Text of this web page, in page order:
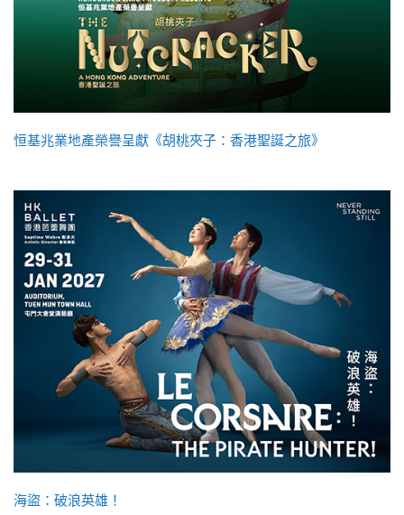
恒基兆業地產榮譽呈獻《胡桃夾子：香港聖誕之旅》
海盜：破浪英雄！